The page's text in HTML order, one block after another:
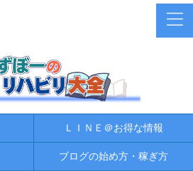
ＬＩＮＥ＠お得な情報
ブログの始め方・稼ぎ方